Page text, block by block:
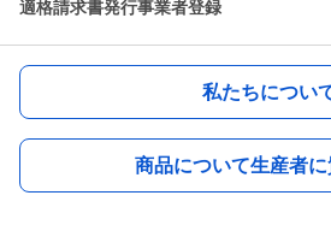
適格請求書発行事業者登録
私たちについ
商品について生産者